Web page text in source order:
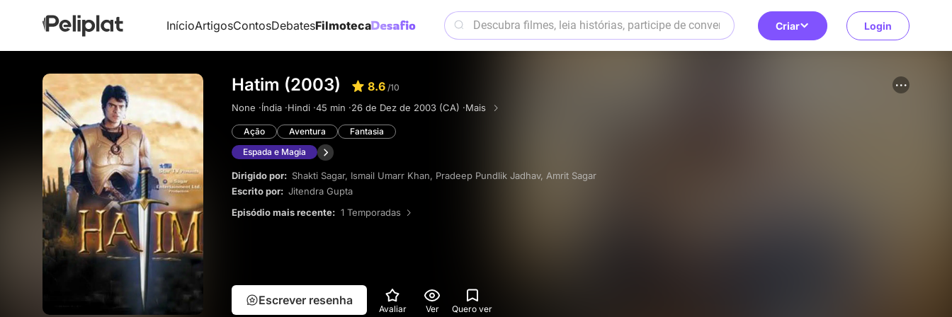
InícioArtigosContosDebatesFilmoteca Criar Login
Hatim (2003) 8.6 /10
None ·Índia ·Hindi ·45 min ·26 de Dez de 2003 (CA) ·Mais
Ação Aventura
Fantasia
Espada e Magia
Dirigido por: Shakti Sagar, Ismail Umarr Khan, Pradeep Pundlik Jadhav, Amrit Sagar
Escrito por: Jitendra Gupta
Episódio mais recente: 1 Temporadas
Escrever resenha
Avaliar Ver Quero ver